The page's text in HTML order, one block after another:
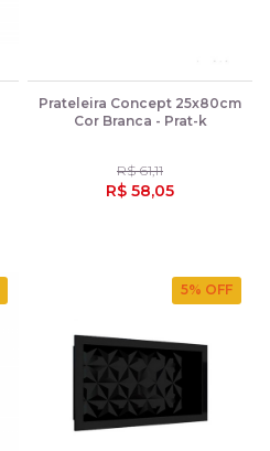
Prateleira Concept 25x80cm
Cor Branca - Prat-k
R$ 61,11
R$ 58,05
5% OFF